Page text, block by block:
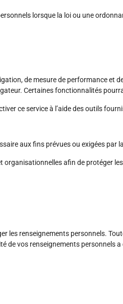
lorsque la loi ou une
de mesure de performance et
Certaines fonctionnalités
ce service à l’aide des outils
aux fins prévues ou exigées par
organisationnelles afin de protéger
les renseignements personnels.
vos renseignements personnels